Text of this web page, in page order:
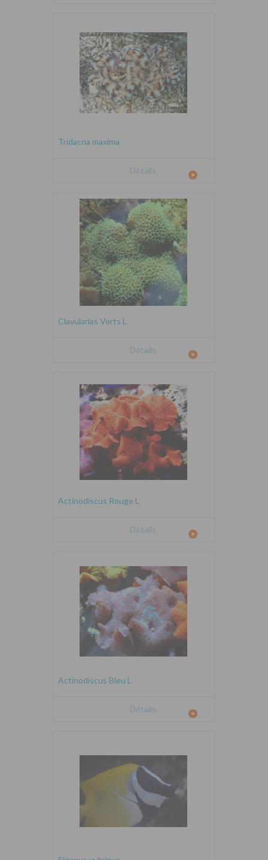
Tridacna maxima
Détails
Clavularias Verts L
Détails
Actinodiscus Rouge L
Détails
Actinodiscus Bleu L
Détails